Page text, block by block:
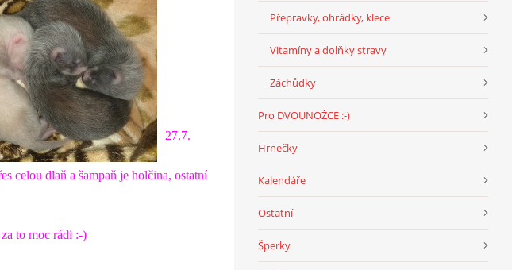
27.7.
celou dlaň a šampaň je holčina, ostatní
to moc rádi :-)
Přepravky, ohrádky, klece
Vitamíny a dolňky stravy
Záchůdky
Pro DVOUNOŽCE :-)
Hrnečky
Kalendáře
Ostatní
Šperky